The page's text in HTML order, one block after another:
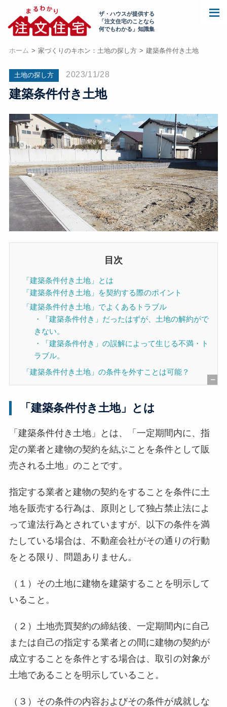
ザ・ハウスが提供する
「注文住宅のことなら
何でもわかる」知識集
ホーム 家づくりのキホン：土地の探し方 建築条件付き土地
土地の探し方 2023/11/28
建築条件付き土地
目次
[
示
「建築条件付き土地」とは
「建築条件付き土地」を契約する際のポイント
「建築条件付き土地」でよくあるトラブル
・「建築条件付き」だったはずが、土地の解約がで
きない。
・「建築条件付き」の誤解によって生じる不満・ト
ラブル。
「建築条件付き土地」の条件を外すことは可能？
「建築条件付き土地」とは
「建築条件付き土地」とは、「一定期間内に、指
定の業者と建物の契約を結ぶことを条件として販
売される土地」のことです。
指定する業者と建物の契約をすることを条件に土
地を販売する行為は、原則として独占禁止法によ
って違法行為とされていますが、以下の条件を満
たしている場合は、不動産会社がその通りの行動
をとる限り、問題ありません。
（１）その土地に建物を建築することを明示して
いること。
（２）土地売買契約の締結後、一定期間内に自己
または自己の指定する業者との間に建物の契約が
成立することを条件とする場合は、取引の対象が
土地であることを明示していること。
（３）その条件の内容およびその条件が成就しな